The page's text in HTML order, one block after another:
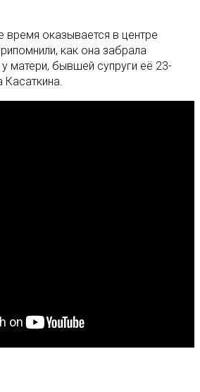
время оказывается в центре
как она забрала
матери, бывшей супруги её 23-
Касаткина.